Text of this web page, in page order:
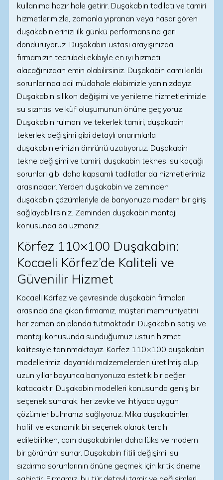
kullanıma hazır hale getirir. Duşakabin tadilatı ve tamiri
hizmetlerimizle, zamanla yıpranan veya hasar gören
duşakabinlerinizi ilk günkü performansına geri
döndürüyoruz. Duşakabin ustası arayışınızda,
firmamızın tecrübeli ekibiyle en iyi hizmeti
alacağınızdan emin olabilirsiniz. Duşakabin camı kırıldı
sorunlarında acil müdahale ekibimizle yanınızdayız.
Duşakabin silikon değişimi ve yenileme hizmetlerimizle
su sızıntısı ve küf oluşumunun önüne geçiyoruz.
Duşakabin rulmanı ve tekerlek tamiri, duşakabin
tekerlek değişimi gibi detaylı onarımlarla
duşakabinlerinizin ömrünü uzatıyoruz. Duşakabin
tekne değişimi ve tamiri, duşakabin teknesi su kaçağı
sorunları gibi daha kapsamlı tadilatlar da hizmetlerimiz
arasındadır. Yerden duşakabin ve zeminden
duşakabin çözümleriyle de banyonuza modern bir giriş
sağlayabilirsiniz. Zeminden duşakabin montajı
konusunda da uzmanız.
Körfez 110×100 Duşakabin:
Kocaeli Körfez’de Kaliteli ve
Güvenilir Hizmet
Kocaeli Körfez ve çevresinde duşakabin firmaları
arasında öne çıkan firmamız, müşteri memnuniyetini
her zaman ön planda tutmaktadır. Duşakabin satışı ve
montajı konusunda sunduğumuz üstün hizmet
kalitesiyle tanınmaktayız. Körfez 110×100 duşakabin
modellerimiz, dayanıklı malzemelerden üretilmiş olup,
uzun yıllar boyunca banyonuza estetik bir değer
katacaktır. Duşakabin modelleri konusunda geniş bir
seçenek sunarak, her zevke ve ihtiyaca uygun
çözümler bulmanızı sağlıyoruz. Mika duşakabinler,
hafif ve ekonomik bir seçenek olarak tercih
edilebilirken, cam duşakabinler daha lüks ve modern
bir görünüm sunar. Duşakabin fitili değişimi, su
sızdırma sorunlarının önüne geçmek için kritik öneme